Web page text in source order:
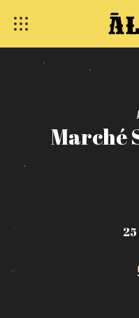
Marché